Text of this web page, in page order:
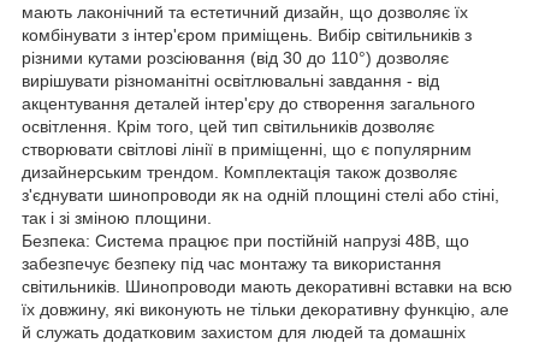
мають лаконічний та естетичний дизайн, що дозволяє їх
комбінувати з інтер'єром приміщень. Вибір світильників з
різними кутами розсіювання (від 30 до 110°) дозволяє
вирішувати різноманітні освітлювальні завдання - від
акцентування деталей інтер'єру до створення загального
освітлення. Крім того, цей тип світильників дозволяє
створювати світлові лінії в приміщенні, що є популярним
дизайнерським трендом. Комплектація також дозволяє
з'єднувати шинопроводи як на одній площині стелі або стіні,
так і зі зміною площини.
Безпека: Система працює при постійній напрузі 48В, що
забезпечує безпеку під час монтажу та використання
світильників. Шинопроводи мають декоративні вставки на всю
їх довжину, які виконують не тільки декоративну функцію, але
й служать додатковим захистом для людей та домашніх